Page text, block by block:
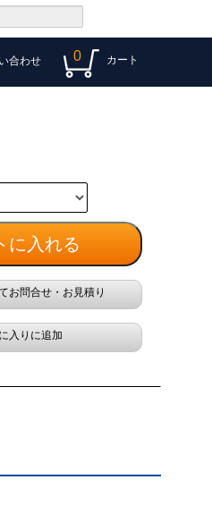
0 カート
合わせ
お問合せ・お見積り
入りに追加